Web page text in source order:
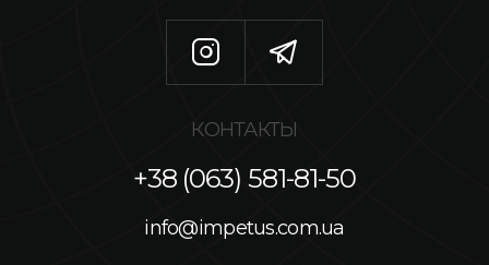
КОНТАКТЫ
+38 (063) 581-81-50
info@impetus.com.ua